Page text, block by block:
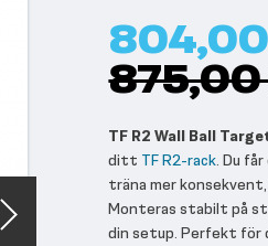
TF R2 Wall Ball
ditt TF R2-rack. Du
träna mer
Monteras stabilt på
din setup. Perfekt för